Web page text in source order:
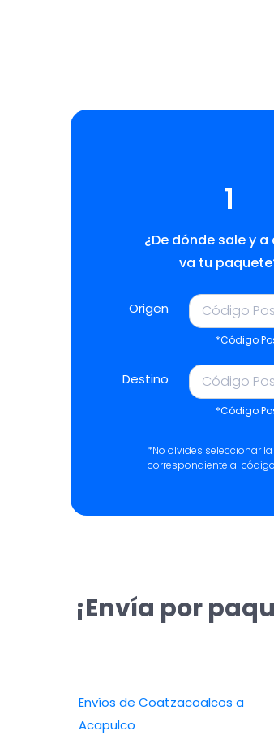
1
¿De dónde sale y a
va tu
Origen
*Código
Destino
*Código
*No olvides seleccionar
correspondiente al
¡Envía por
Envíos de Coatzacoalcos a
Acapulco